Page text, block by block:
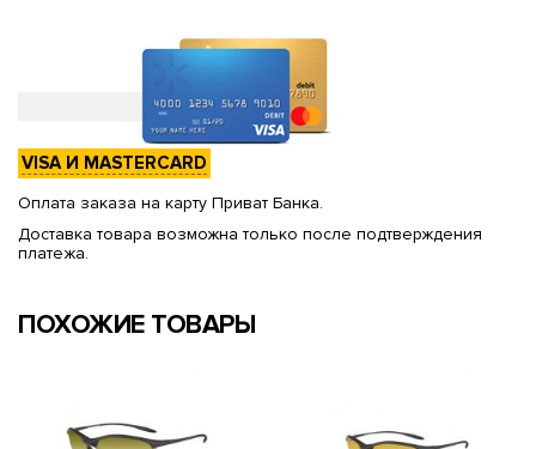
VISA И MASTERCARD
Оплата заказа на карту Приват Банка.
Доставка товара возможна только после подтверждения
платежа.
ПОХОЖИЕ ТОВАРЫ